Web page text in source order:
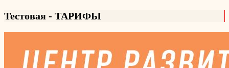
Тестовая - ТАРИФЫ